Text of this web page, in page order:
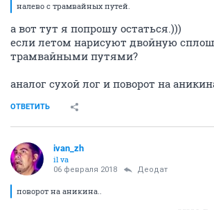
налево с трамвайных путей.
а вот тут я попрошу остаться.)))
если летом нарисуют двойную
трамвайными путями?
аналог сухой лог и поворот на
ОТВЕТИТЬ
ivаn_zh
il va
06 февраля 2018 Деодат
поворот на аникина..